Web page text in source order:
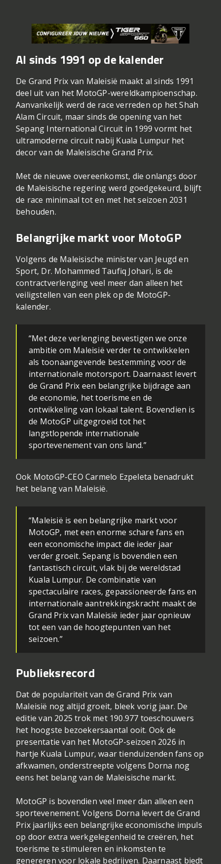
Al sinds 1991 op de kalender
De Grand Prix van Maleisië maakt al sinds 1991
deel uit van het MotoGP-wereldkampioenschap.
Aanvankelijk werd de race verreden op het Shah
Alam Circuit, maar sinds de opening van het
Sepang International Circuit in 1999 vormt het
ultramoderne circuit nabij Kuala Lumpur het
decor van de Maleisische Grand Prix.
Met de nieuwe overeenkomst, die onlangs door
de Maleisische regering werd goedgekeurd, blijft
de race minimaal tot en met het seizoen 2031
behouden.
Belangrijke markt voor MotoGP
Volgens de Maleisische minister van Jeugd en
Sport, Dr. Mohammed Taufiq Johari, is de
contractverlenging veel meer dan alleen het
veiligstellen van een plek op de MotoGP-
kalender.
“Met deze verlenging bevestigen we onze
ambitie om Maleisië verder te ontwikkelen
als toonaangevende bestemming voor de
internationale motorsport. Daarnaast levert
de Grand Prix een belangrijke bijdrage aan
de economie, het toerisme en de
ontwikkeling van lokaal talent. Bovendien is
de MotoGP uitgegroeid tot het
langstlopende internationale
sportevenement van ons land.”
Ook MotoGP-CEO Carmelo Ezpeleta benadrukt
het belang van Maleisië.
“Maleisië is een belangrijke markt voor
MotoGP, met een enorme schare fans en
een economische impact die ieder jaar
verder groeit. Sepang is bovendien een
fantastisch circuit, vlak bij de wereldstad
Kuala Lumpur. De combinatie van
spectaculaire races, gepassioneerde fans en
internationale aantrekkingskracht maakt de
Grand Prix van Maleisië ieder jaar opnieuw
tot een van de hoogtepunten van het
seizoen.”
Publieksrecord
Dat de populariteit van de Grand Prix van
Maleisië nog altijd groeit, bleek vorig jaar. De
editie van 2025 trok met 190.977 toeschouwers
het hoogste bezoekersaantal ooit. Ook de
presentatie van het MotoGP-seizoen 2026 in
hartje Kuala Lumpur, waar tienduizenden fans op
afkwamen, onderstreepte volgens Dorna nog
eens het belang van de Maleisische markt.
MotoGP is bovendien veel meer dan alleen een
sportevenement. Volgens Dorna levert de Grand
Prix jaarlijks een belangrijke economische impuls
op door extra werkgelegenheid te creëren, het
toerisme te stimuleren en inkomsten te
genereren voor lokale bedrijven. Daarnaast biedt